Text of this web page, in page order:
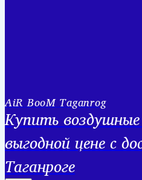
AiR BooM Taganrog
Купить
выгодной цене с
Таганроге